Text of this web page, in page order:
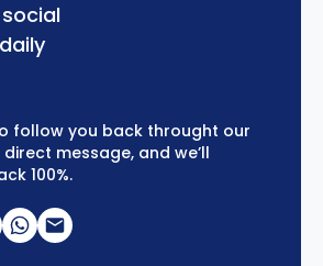
follow you back throught our
message, and we’ll
100%.